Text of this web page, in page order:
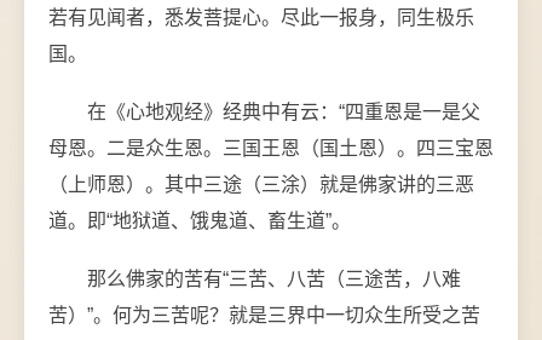
若有见闻者，悉发菩提心。尽此一报身，同生极乐
国。
在《心地观经》经典中有云：“四重恩是一是父
母恩。二是众生恩。三国王恩（国土恩）。四三宝恩
（上师恩）。其中三途（三涂）就是佛家讲的三恶
道。即“地狱道、饿鬼道、畜生道”。
那么佛家的苦有“三苦、八苦（三途苦，八难
苦）”。何为三苦呢？就是三界中一切众生所受之苦